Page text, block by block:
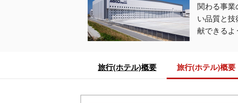
お
関わる事業
い品質と
献できるよ
旅行(ホテル)概要 旅行(ホテル)概要